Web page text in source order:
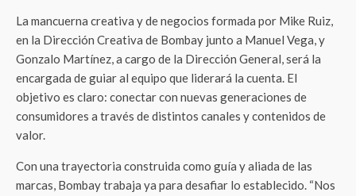
La mancuerna creativa y de negocios formada por Mike Ruiz,
en la Dirección Creativa de Bombay junto a Manuel Vega, y
Gonzalo Martínez, a cargo de la Dirección General, será la
encargada de guiar al equipo que liderará la cuenta. El
objetivo es claro: conectar con nuevas generaciones de
consumidores a través de distintos canales y contenidos de
valor.
Con una trayectoria construida como guía y aliada de las
marcas, Bombay trabaja ya para desafiar lo establecido. “Nos